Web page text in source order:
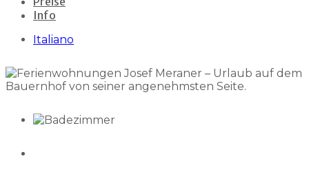
Info
Italiano